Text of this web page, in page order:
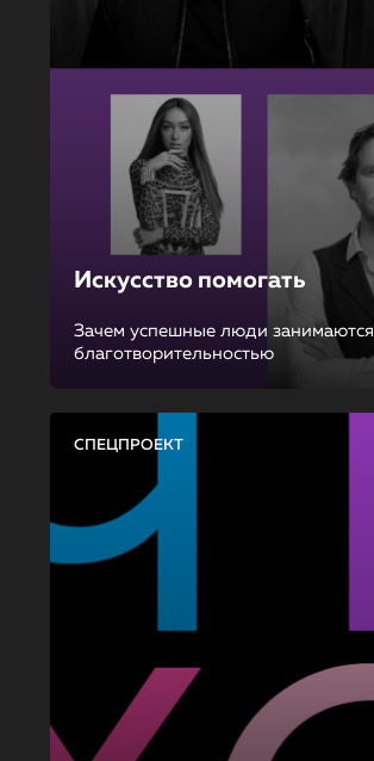
Искусство помогать
Зачем успешные люди занимаются
благотворительностью
СПЕЦПРОЕКТ